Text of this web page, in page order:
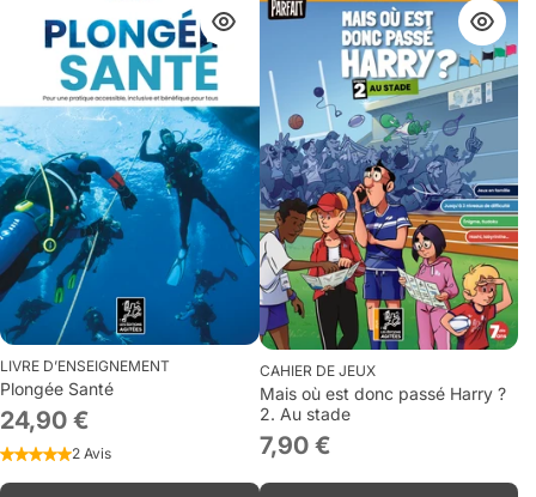
LIVRE D’ENSEIGNEMENT
Plongée Santé
24,90 €
2 Avis
CAHIER DE JEUX
Mais où est donc passé Harry ?
2. Au stade
7,90 €